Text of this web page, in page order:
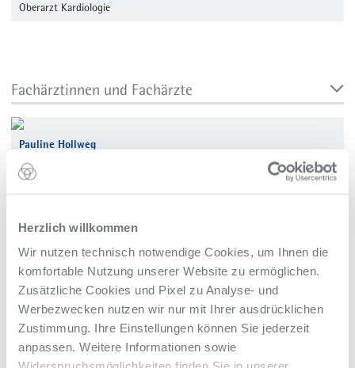
Herzlich willkommen
Wir nutzen technisch notwendige Cookies, um Ihnen die
komfortable Nutzung unserer Website zu ermöglichen.
Zusätzliche Cookies und Pixel zu Analyse- und
Werbezwecken nutzen wir nur mit Ihrer ausdrücklichen
Zustimmung. Ihre Einstellungen können Sie jederzeit
anpassen. Weitere Informationen sowie
Oberarzt Kardiologie
Fachärztinnen und Fachärzte
Pauline Hollweg
Oberärztin Kardiologie
Facharzt für Innere Medizin und Kardiologie
Dr. med. Diana Laubenthal
Fachärztin für Innere Medizin und Kardiologie
Dr. med. Aura-Elena Mazalu